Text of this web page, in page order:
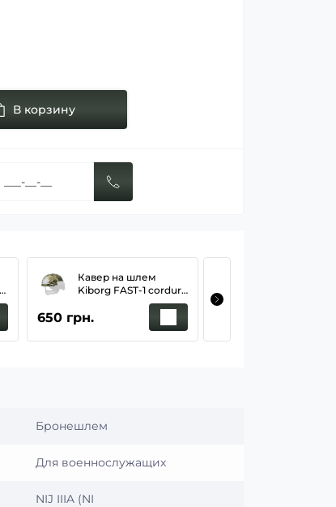
В корзину
Кавер на шлем
Kiborg FAST-1 cordura
650 грн.
Бронешлем
Для военнослужащих
NIJ IIIA (NI